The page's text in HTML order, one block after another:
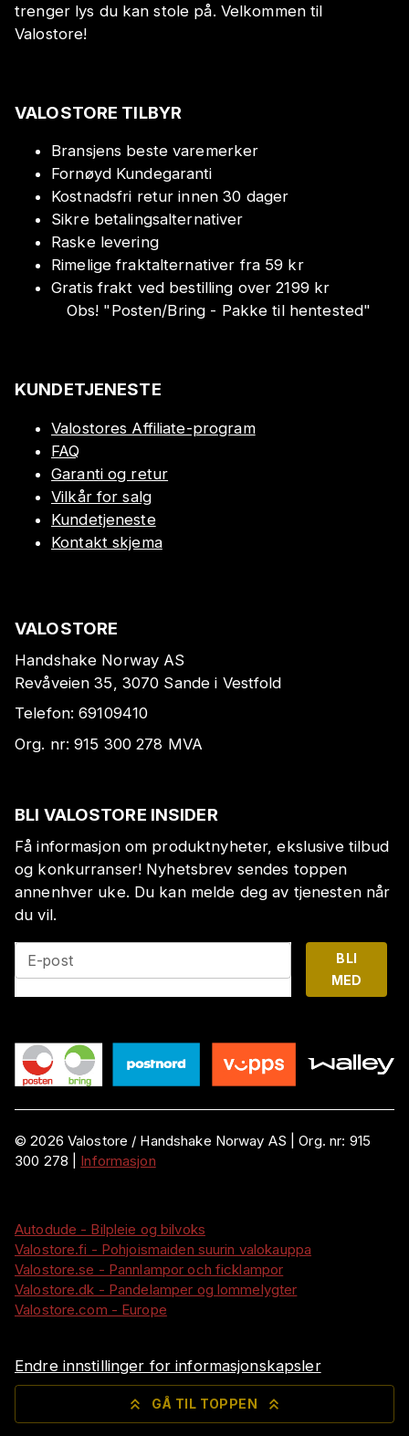
trenger lys du kan stole på. Velkommen til
Valostore!
VALOSTORE TILBYR
Bransjens beste varemerker
Fornøyd Kundegaranti
Kostnadsfri retur innen 30 dager
Sikre betalingsalternativer
Raske levering
Rimelige fraktalternativer fra 59 kr
Gratis frakt ved bestilling over 2199 kr
Obs! "Posten/Bring - Pakke til hentested"
KUNDETJENESTE
Valostores Affiliate-program
FAQ
Garanti og retur
Vilkår for salg
Kundetjeneste
Kontakt skjema
VALOSTORE
Handshake Norway AS
Revåveien 35, 3070 Sande i Vestfold
Telefon:69109410
Org. nr:915 300 278 MVA
BLI VALOSTORE INSIDER
Få informasjon om produktnyheter, ekslusive tilbud
og konkurranser! Nyhetsbrev sendes toppen
annenhver uke. Du kan melde deg av tjenesten når
du vil.
E-post
BLI
MED
©2026 Valostore / Handshake Norway AS |Org. nr: 915
300 278
Informasjon
Autodude - Bilpleie og bilvoks
Valostore.fi - Pohjoismaiden suurin valokauppa
Valostore.se - Pannlampor och ficklampor
Valostore.dk - Pandelamper og lommelygter
Valostore.com - Europe
Endre innstillinger for informasjonskapsler
GÅ TIL TOPPEN